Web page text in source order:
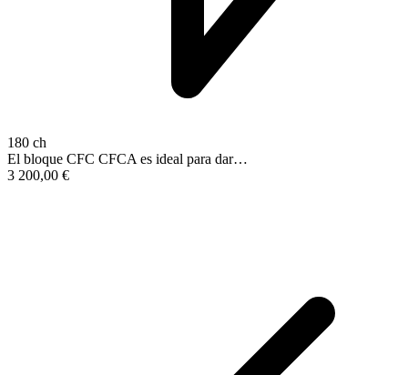
180 ch
El bloque CFC CFCA es ideal para dar…
3 200,00 €